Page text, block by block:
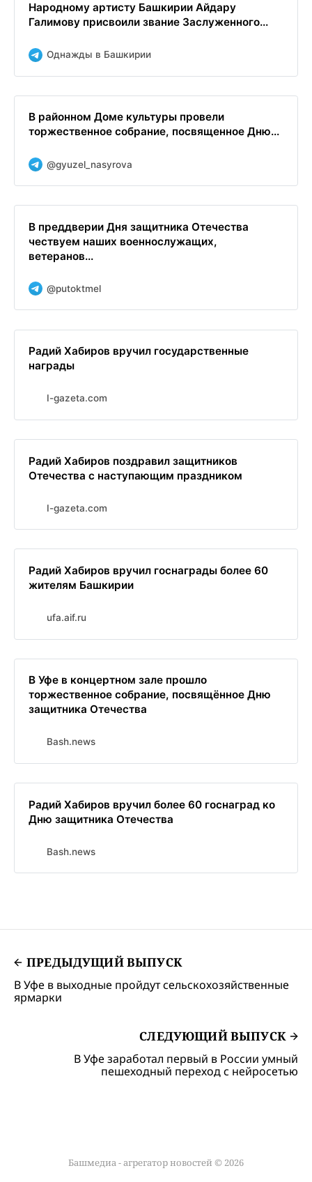
Народному артисту Башкирии Айдару
Галимову присвоили звание Заслуженного...
Однажды в Башкирии
В районном Доме культуры провели
торжественное собрание, посвященное Дню...
@gyuzel_nasyrova
В преддверии Дня защитника Отечества
чествуем наших военнослужащих,
ветеранов...
@putoktmel
Радий Хабиров вручил государственные
награды
I-gazeta.com
Радий Хабиров поздравил защитников
Отечества с наступающим праздником
I-gazeta.com
Радий Хабиров вручил госнаграды более 60
жителям Башкирии
ufa.aif.ru
В Уфе в концертном зале прошло
торжественное собрание, посвящённое Дню
защитника Отечества
Bash.news
Радий Хабиров вручил более 60 госнаград ко
Дню защитника Отечества
Bash.news
ПРЕДЫДУЩИЙ ВЫПУСК
В Уфе в выходные пройдут сельскохозяйственные
ярмарки
СЛЕДУЮЩИЙ ВЫПУСК
В Уфе заработал первый в России умный
пешеходный переход с нейросетью
Башмедиа - агрегатор новостей © 2026